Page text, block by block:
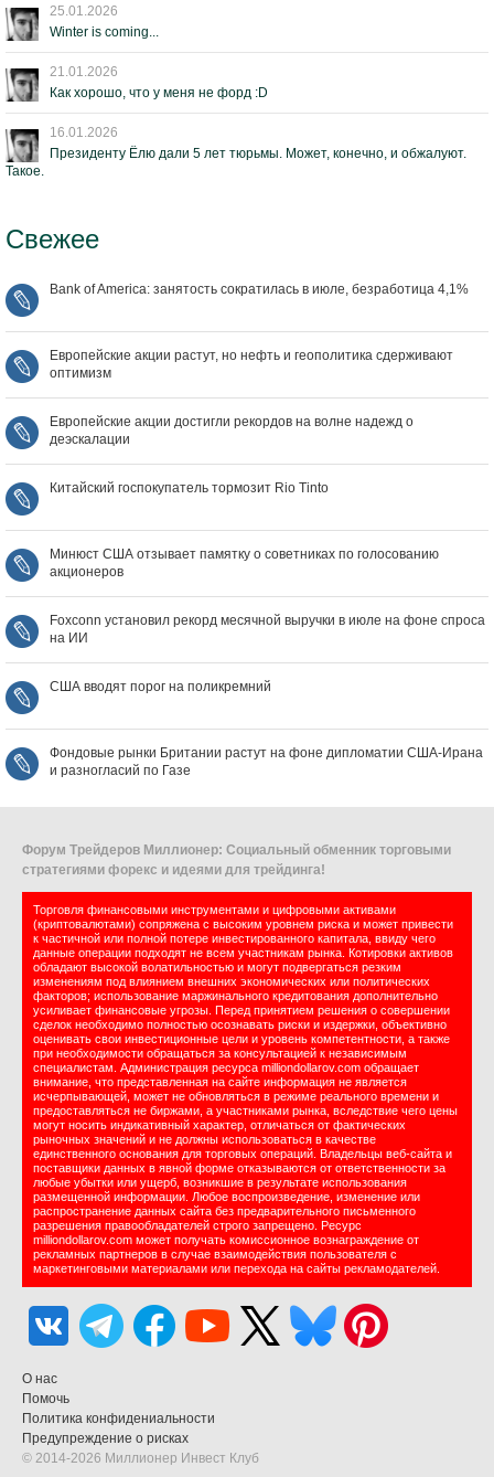
25.01.2026
Winter is coming...
21.01.2026
Как хорошо, что у меня не форд :D
16.01.2026
Президенту Ёлю дали 5 лет тюрьмы. Может, конечно, и обжалуют.
Такое.
Свежее
Bank of America: занятость сократилась в июле, безработица 4,1%
Европейские акции растут, но нефть и геополитика сдерживают
оптимизм
Европейские акции достигли рекордов на волне надежд о
деэскалации
Китайский госпокупатель тормозит Rio Tinto
Минюст США отзывает памятку о советниках по голосованию
акционеров
Foxconn установил рекорд месячной выручки в июле на фоне спроса
на ИИ
США вводят порог на поликремний
Фондовые рынки Британии растут на фоне дипломатии США‑Ирана
и разногласий по Газе
Форум Трейдеров Миллионер: Социальный обменник торговыми
стратегиями форекс и идеями для трейдинга!
Торговля финансовыми инструментами и цифровыми активами
(криптовалютами) сопряжена с высоким уровнем риска и может привести
к частичной или полной потере инвестированного капитала, ввиду чего
данные операции подходят не всем участникам рынка. Котировки активов
обладают высокой волатильностью и могут подвергаться резким
изменениям под влиянием внешних экономических или политических
факторов; использование маржинального кредитования дополнительно
усиливает финансовые угрозы. Перед принятием решения о совершении
сделок необходимо полностью осознавать риски и издержки, объективно
оценивать свои инвестиционные цели и уровень компетентности, а также
при необходимости обращаться за консультацией к независимым
специалистам. Администрация ресурса milliondollarov.com обращает
внимание, что представленная на сайте информация не является
исчерпывающей, может не обновляться в режиме реального времени и
предоставляться не биржами, а участниками рынка, вследствие чего цены
могут носить индикативный характер, отличаться от фактических
рыночных значений и не должны использоваться в качестве
единственного основания для торговых операций. Владельцы веб-сайта и
поставщики данных в явной форме отказываются от ответственности за
любые убытки или ущерб, возникшие в результате использования
размещенной информации. Любое воспроизведение, изменение или
распространение данных сайта без предварительного письменного
разрешения правообладателей строго запрещено. Ресурс
milliondollarov.com может получать комиссионное вознаграждение от
рекламных партнеров в случае взаимодействия пользователя с
маркетинговыми материалами или перехода на сайты рекламодателей.
О нас
Помочь
Политика конфидениальности
Предупреждение о рисках
© 2014-2026 Миллионер Инвест Клуб